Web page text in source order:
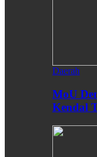
Daerah
MoU
Kendal